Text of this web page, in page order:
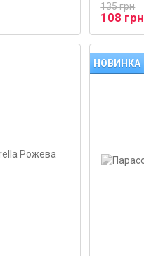
135 грн
108 грн
НОВИНКА